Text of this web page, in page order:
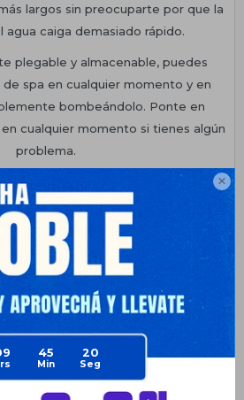

45 20
largos sin preocuparte por que la
agua caiga demasiado rápido.
plegable y almacenable, puedes
spa en cualquier momento y en
bombeándolo. Ponte en
cualquier momento si tienes algún
problema.
160x64x84cm
de cuotas
de pago